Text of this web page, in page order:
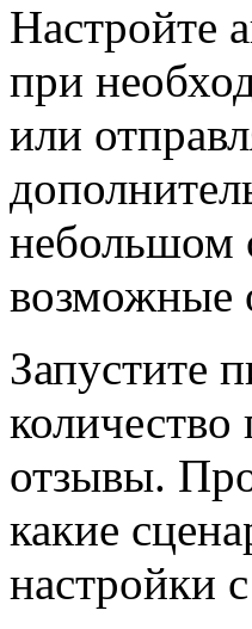
Настройте
при
или
небольшом
возможные
Запустите
количество
отзывы.
какие
настройки